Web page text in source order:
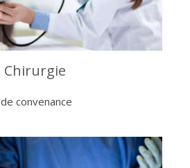
Chirurgie
de convenance